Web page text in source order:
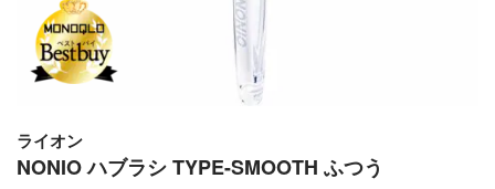
ライオン
NONIO ハブラシ TYPE-SMOOTH ふつう